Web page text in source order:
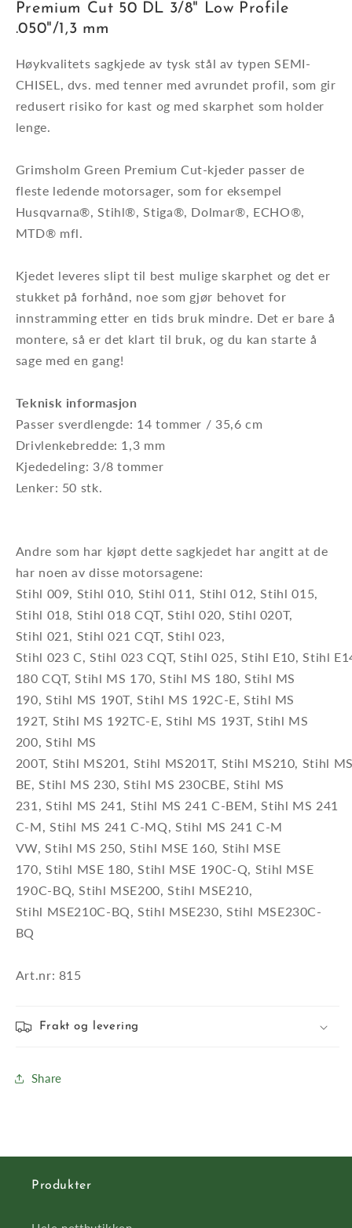
Premium Cut 50 DL 3/8" Low Profile
.050"/1,3 mm
Høykvalitets sagkjede av tysk stål av typen SEMI-
CHISEL, dvs. med tenner med avrundet profil, som gir
redusert risiko for kast og med skarphet som holder
lenge.
Grimsholm Green Premium Cut-kjeder passer de
fleste ledende motorsager, som for eksempel
Husqvarna®, Stihl®, Stiga®, Dolmar®, ECHO®,
MTD® mfl.
​Kjedet leveres slipt til best mulige skarphet og det er
stukket på forhånd,
noe som gjør behovet for
innstramming etter en tids bruk mindre. Det er bare å
montere, så er det klart til bruk, og du kan starte å
sage med en gang!
Teknisk informasjon
Passer sverdlengde: 14 tommer / 35,6 cm
Drivlenkebredde: 1,3 mm
Kjededeling: 3/8 tommer
Lenker: 50 stk.
Andre som har kjøpt dette sagkjedet har angitt at de
har noen av disse motorsagene:
Stihl 009, Stihl 010, Stihl 011, Stihl 012, Stihl 015,
Stihl 018, Stihl 018 CQT, Stihl 020, Stihl 020T,
Stihl 021, Stihl 021 CQT, Stihl 023,
Stihl 023 C, Stihl 023 CQT, Stihl 025, Stihl E10, Stihl
180 CQT, Stihl MS 170, Stihl MS 180, Stihl MS
190, Stihl MS 190T, Stihl MS 192C-E, Stihl MS
192T, Stihl MS 192TC-E, Stihl MS 193T, Stihl MS
200, Stihl MS
200T, Stihl MS201, Stihl MS201T, Stihl MS210, Stihl
BE, Stihl MS 230, Stihl MS 230CBE, Stihl MS
231, Stihl MS 241, Stihl MS 241 C-BEM, Stihl MS 241
C-M, Stihl MS 241 C-MQ, Stihl MS 241 C-M
VW, Stihl MS 250, Stihl MSE 160, Stihl MSE
170, Stihl MSE 180, Stihl MSE 190C-Q, Stihl MSE
190C-BQ, Stihl MSE200, Stihl MSE210,
Stihl MSE210C-BQ, Stihl MSE230, Stihl MSE230C-
BQ
Art.nr: 815
Frakt og levering
Share
Produkter